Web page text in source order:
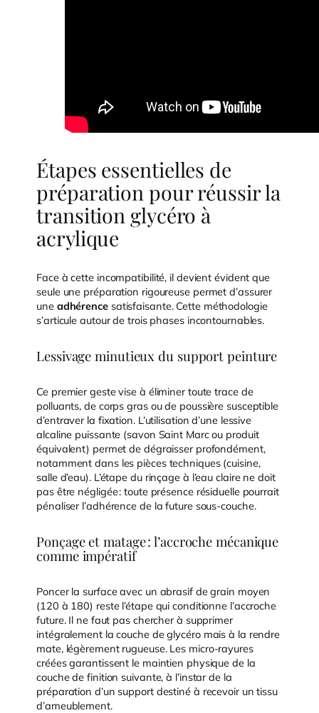
Étapes essentielles de
préparation pour réussir la
transition glycéro à
acrylique
Face à cette incompatibilité, il devient évident que
seule une préparation rigoureuse permet d’assurer
une adhérencesatisfaisante. Cette méthodologie
s’articule autour de trois phases incontournables.
Lessivage minutieux du support peinture
Ce premier geste vise à éliminer toute trace de
polluants, de corps gras ou de poussière susceptible
d’entraver la fixation. L’utilisation d’une lessive
alcaline puissante (savon Saint Marc ou produit
équivalent) permet de dégraisser profondément,
notamment dans les pièces techniques (cuisine,
salle d’eau). L’étape du rinçage à l’eau claire ne doit
pas être négligée : toute présence résiduelle pourrait
pénaliser l’adhérence de la future sous-couche.
Ponçage et matage : l’accroche mécanique
comme impératif
Poncer la surface avec un abrasif de grain moyen
(120 à 180) reste l’étape qui conditionne l’accroche
future. Il ne faut pas chercher à supprimer
intégralement la couche de glycéro mais à la rendre
mate, légèrement rugueuse. Les micro-rayures
créées garantissent le maintien physique de la
couche de finition suivante, à l’instar de la
préparation d’un support destiné à recevoir un tissu
d’ameublement.